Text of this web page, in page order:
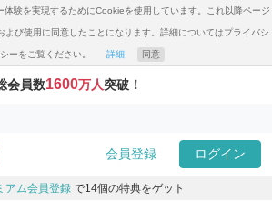
体験を実現するためにCookieを使用しています。これ以降ページ
よび使用に同意したことになります。詳細についてはプライバシ
ーをご覧ください。 詳細 同意
会員数1600万人突破！
会員登録 ログイン
アム会員登録 で14個の特典をゲット